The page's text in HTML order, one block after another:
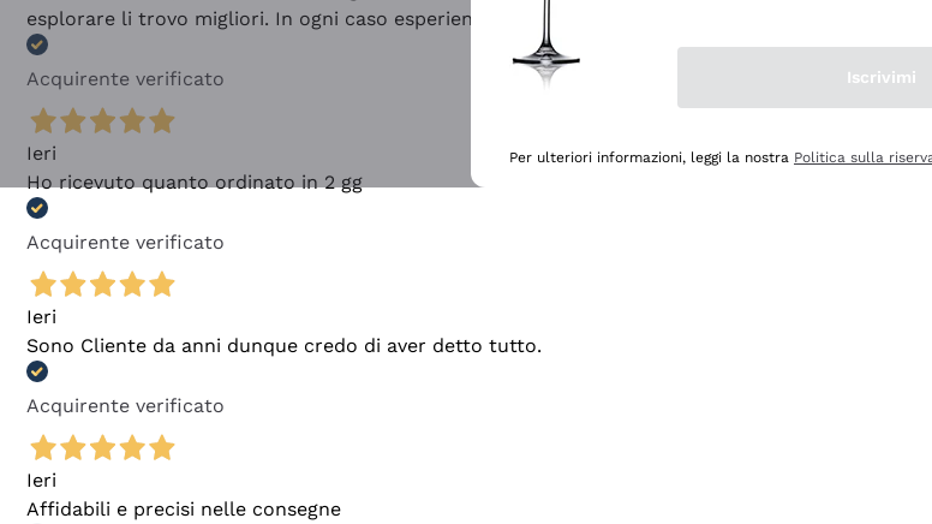
esplorare li trovo migliori. In ogni caso esperienza buona e lo consiglio! 👍
Acquirente verificato
Ieri
Ho ricevuto quanto ordinato in 2 gg
Acquirente verificato
Ieri
Sono Cliente da anni dunque credo di aver detto tutto.
Acquirente verificato
Ieri
Affidabili e precisi nelle consegne
Iscrivimi
Per ulteriori informazioni, leggi la nostra Politica sulla